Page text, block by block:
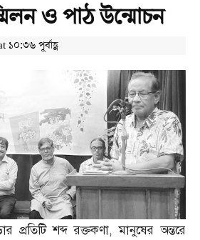
ও পাঠ উন্মোচন
পূর্বাহ্ণ
প্রতিটি শব্দ রক্তকণা,মানুষের অন্তরে